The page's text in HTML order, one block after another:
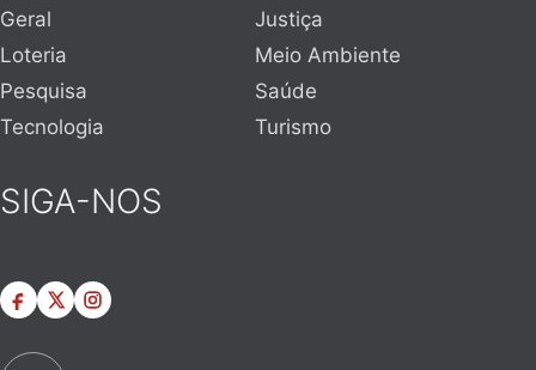
Geral
Justiça
Loteria
Meio Ambiente
Pesquisa
Saúde
Tecnologia
Turismo
SIGA-NOS